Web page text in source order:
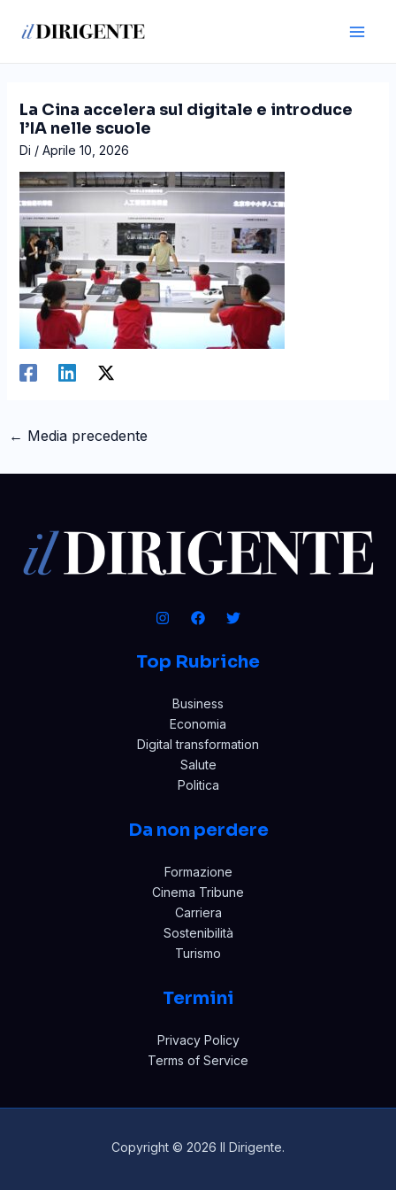
La Cina accelera sul digitale e introduce
l’IA nelle scuole
Di / Aprile 10, 2026
articoli
← Media precedente
Top Rubriche
Business
Economia
Digital transformation
Salute
Politica
Da non perdere
Formazione
Cinema Tribune
Carriera
Sostenibilità
Turismo
Termini
Privacy Policy
Terms of Service
Copyright © 2026 Il Dirigente.